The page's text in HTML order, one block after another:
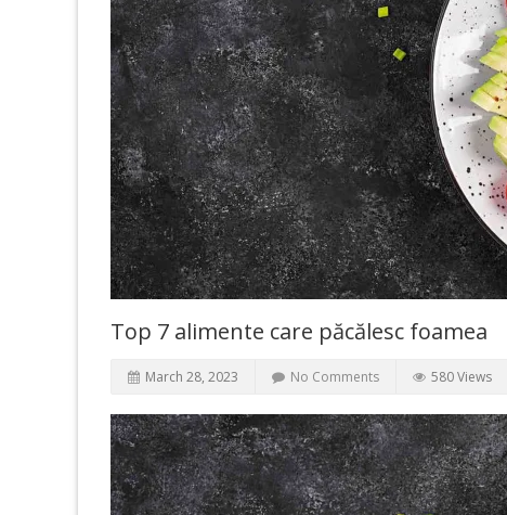
Top 7 alimente care păcălesc foamea
March 28, 2023 No Comments 580 Views